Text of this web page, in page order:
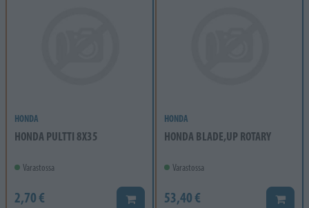
HONDA
HONDA PULTTI 8X35
Varastossa
2,70 € Lisää koriin
HONDA
HONDA BLADE,UP ROTARY
Varastossa
53,40 € Lisää